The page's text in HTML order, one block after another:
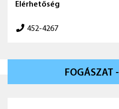
Elérhetőség
452-4267
FOGÁSZAT